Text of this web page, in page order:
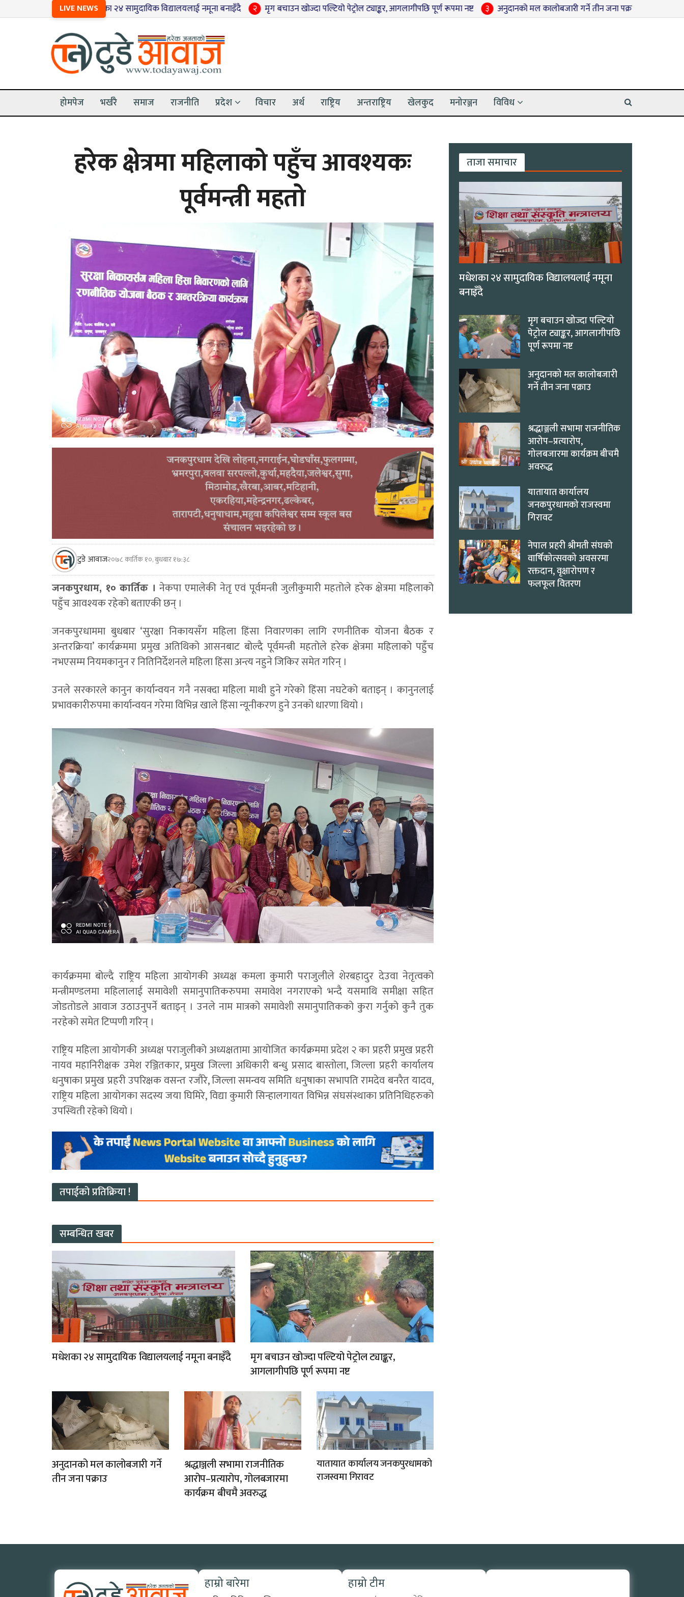
LIVE NEWS
मधेशका २४ सामुदायिक विद्यालयलाई नमूना बनाइँदै २ मृग बचाउन खोज्दा पल्टियो पेट्रोल ट्याङ्कर, आगलागीपछि पूर्ण रूपमा नष्ट ३ अनुदानको मल कालोबजारी गर्ने तीन जना पक्राउ ४ श्रद्धाञ्जली सभामा
होमपेज भर्खरै समाज राजनीति प्रदेश विचार अर्थ राष्ट्रिय अन्तराष्ट्रिय खेलकुद मनोरञ्जन विविध
हरेक क्षेत्रमा महिलाको पहुँच आवश्यकः
पूर्वमन्त्री महतो
टुडे आवाज२०७८ कार्तिक १०, बुधबार १७:३८
जनकपुरधाम, १० कार्तिक । नेकपा एमालेकी नेतृ एवं पूर्वमन्त्री जुलीकुमारी महतोले हरेक क्षेत्रमा महिलाको
पहुँच आवश्यक रहेको बताएकी छन् ।
जनकपुरधाममा बुधबार ‘सुरक्षा निकायसँग महिला हिंसा निवारणका लागि रणनीतिक योजना बैठक र
अन्तरक्रिया’ कार्यक्रममा प्रमुख अतिथिको आसनबाट बोल्दै पूर्वमन्त्री महतोले हरेक क्षेत्रमा महिलाको पहुँच
नभएसम्म नियमकानुन र नितिनिर्देशनले महिला हिंसा अन्त्य नहुने जिकिर समेत गरिन् ।
उनले सरकारले कानुन कार्यान्वयन गनै नसक्दा महिला माथी हुने गरेको हिंसा नघटेको बताइन् । कानुनलाई
प्रभावकारीरुपमा कार्यान्वयन गरेमा विभिन्न खाले हिंसा न्यूनीकरण हुने उनको धारणा थियो ।
कार्यक्रममा बोल्दै राष्ट्रिय महिला आयोगकी अध्यक्ष कमला कुमारी पराजुलीले शेरबहादुर देउवा नेतृत्वको
मन्त्रीमण्डलमा महिलालाई समावेशी समानुपातिकरुपमा समावेश नगराएको भन्दै यसमाथि समीक्षा सहित
जोडतोडले आवाज उठाउनुपर्ने बताइन् । उनले नाम मात्रको समावेशी समानुपातिकको कुरा गर्नुको कुनै तुक
नरहेको समेत टिप्पणी गरिन् ।
राष्ट्रिय महिला आयोगकी अध्यक्ष पराजुलीको अध्यक्षतामा आयोजित कार्यक्रममा प्रदेश २ का प्रहरी प्रमुख प्रहरी
नायव महानिरीक्षक उमेश रञ्जितकार, प्रमुख जिल्ला अधिकारी बन्धु प्रसाद बास्तोला, जिल्ला प्रहरी कार्यालय
धनुषाका प्रमुख प्रहरी उपरिक्षक वसन्त रजौरे, जिल्ला समन्वय समिति धनुषाका सभापति रामदेव बनरैत यादव,
राष्ट्रिय महिला आयोगका सदस्य जया घिमिरे, विद्या कुमारी सिन्हालगायत विभिन्न संघसंस्थाका प्रतिनिधिहरुको
उपस्थिती रहेको थियो ।
तपाईको प्रतिक्रिया !
सम्बन्धित खबर
मधेशका २४ सामुदायिक विद्यालयलाई नमूना बनाइँदै
मृग बचाउन खोज्दा पल्टियो पेट्रोल ट्याङ्कर,
आगलागीपछि पूर्ण रूपमा नष्ट
अनुदानको मल कालोबजारी गर्ने
तीन जना पक्राउ
श्रद्धाञ्जली सभामा राजनीतिक
आरोप–प्रत्यारोप, गोलबजारमा
कार्यक्रम बीचमै अवरुद्ध
यातायात कार्यालय जनकपुरधामको
राजस्वमा गिरावट
ताजा समाचार
मधेशका २४ सामुदायिक विद्यालयलाई नमूना
बनाइँदै
मृग बचाउन खोज्दा पल्टियो
पेट्रोल ट्याङ्कर, आगलागीपछि
पूर्ण रूपमा नष्ट
अनुदानको मल कालोबजारी
गर्ने तीन जना पक्राउ
श्रद्धाञ्जली सभामा राजनीतिक
आरोप–प्रत्यारोप,
गोलबजारमा कार्यक्रम बीचमै
अवरुद्ध
यातायात कार्यालय
जनकपुरधामको राजस्वमा
गिरावट
नेपाल प्रहरी श्रीमती संघको
वार्षिकोत्सवको अवसरमा
रक्तदान, वृक्षारोपण र
फलफूल वितरण
हाम्रो बारेमा हाम्रो टीम